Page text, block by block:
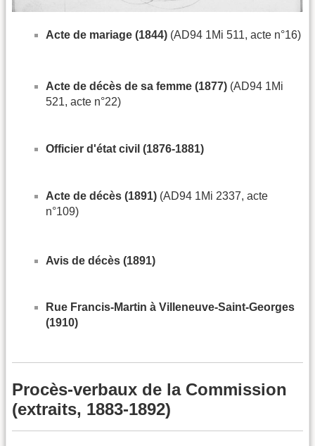
Acte de mariage (1844) (AD94 1Mi 511, acte n°16)
Acte de décès de sa femme (1877) (AD94 1Mi
521, acte n°22)
Officier d'état civil (1876-1881)
Acte de décès (1891) (AD94 1Mi 2337, acte
n°109)
Avis de décès (1891)
Rue Francis-Martin à Villeneuve-Saint-Georges
(1910)
Procès-verbaux de la Commission
(extraits, 1883-1892)